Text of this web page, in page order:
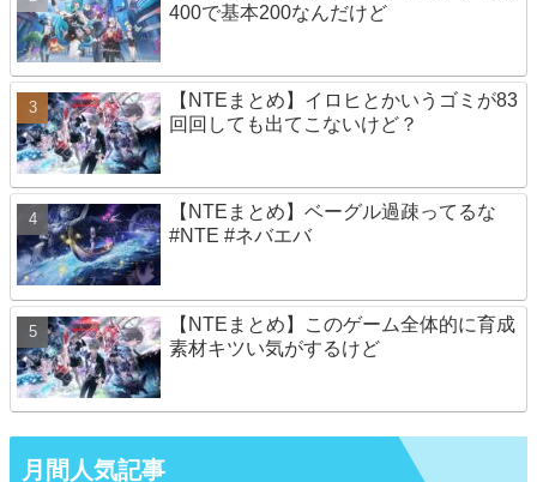
400で基本200なんだけど
【NTEまとめ】イロヒとかいうゴミが83
回回しても出てこないけど？
【NTEまとめ】ベーグル過疎ってるな
#NTE #ネバエバ
【NTEまとめ】このゲーム全体的に育成
素材キツい気がするけど
月間人気記事